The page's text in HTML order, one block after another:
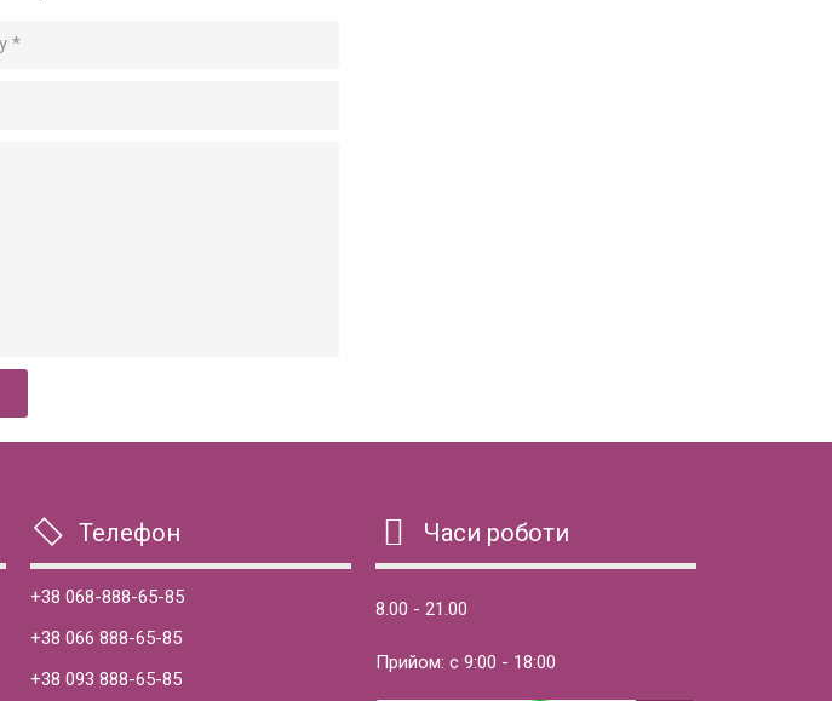
Телефон
+38 068-888-65-85
+38 066 888-65-85
+38 093 888-65-85
Часи роботи
8.00 - 21.00
Прийом: с 9:00 - 18:00